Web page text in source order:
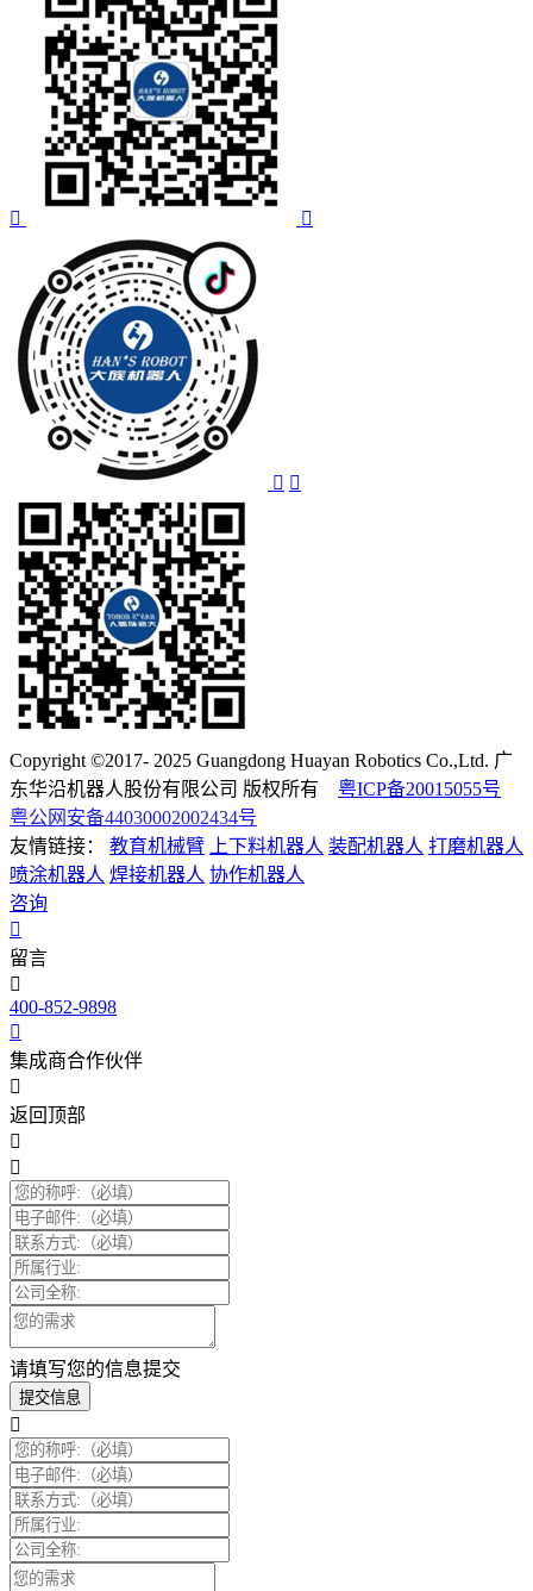
Copyright ©2017- 2025 Guangdong Huayan Robotics Co.,Ltd. 广
东华沿机器人股份有限公司 版权所有 粤ICP备20015055号
粤公网安备44030002002434号
友情链接：
教育机械臂 上下料机器人 装配机器人 打磨机器人
喷涂机器人 焊接机器人 协作机器人
咨询
留言
400-852-9898
集成商合作伙伴
返回顶部
请填写您的信息提交
提交信息